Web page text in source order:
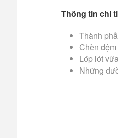
Thông tin chi
Thành
Chèn
Lớp lót
Những